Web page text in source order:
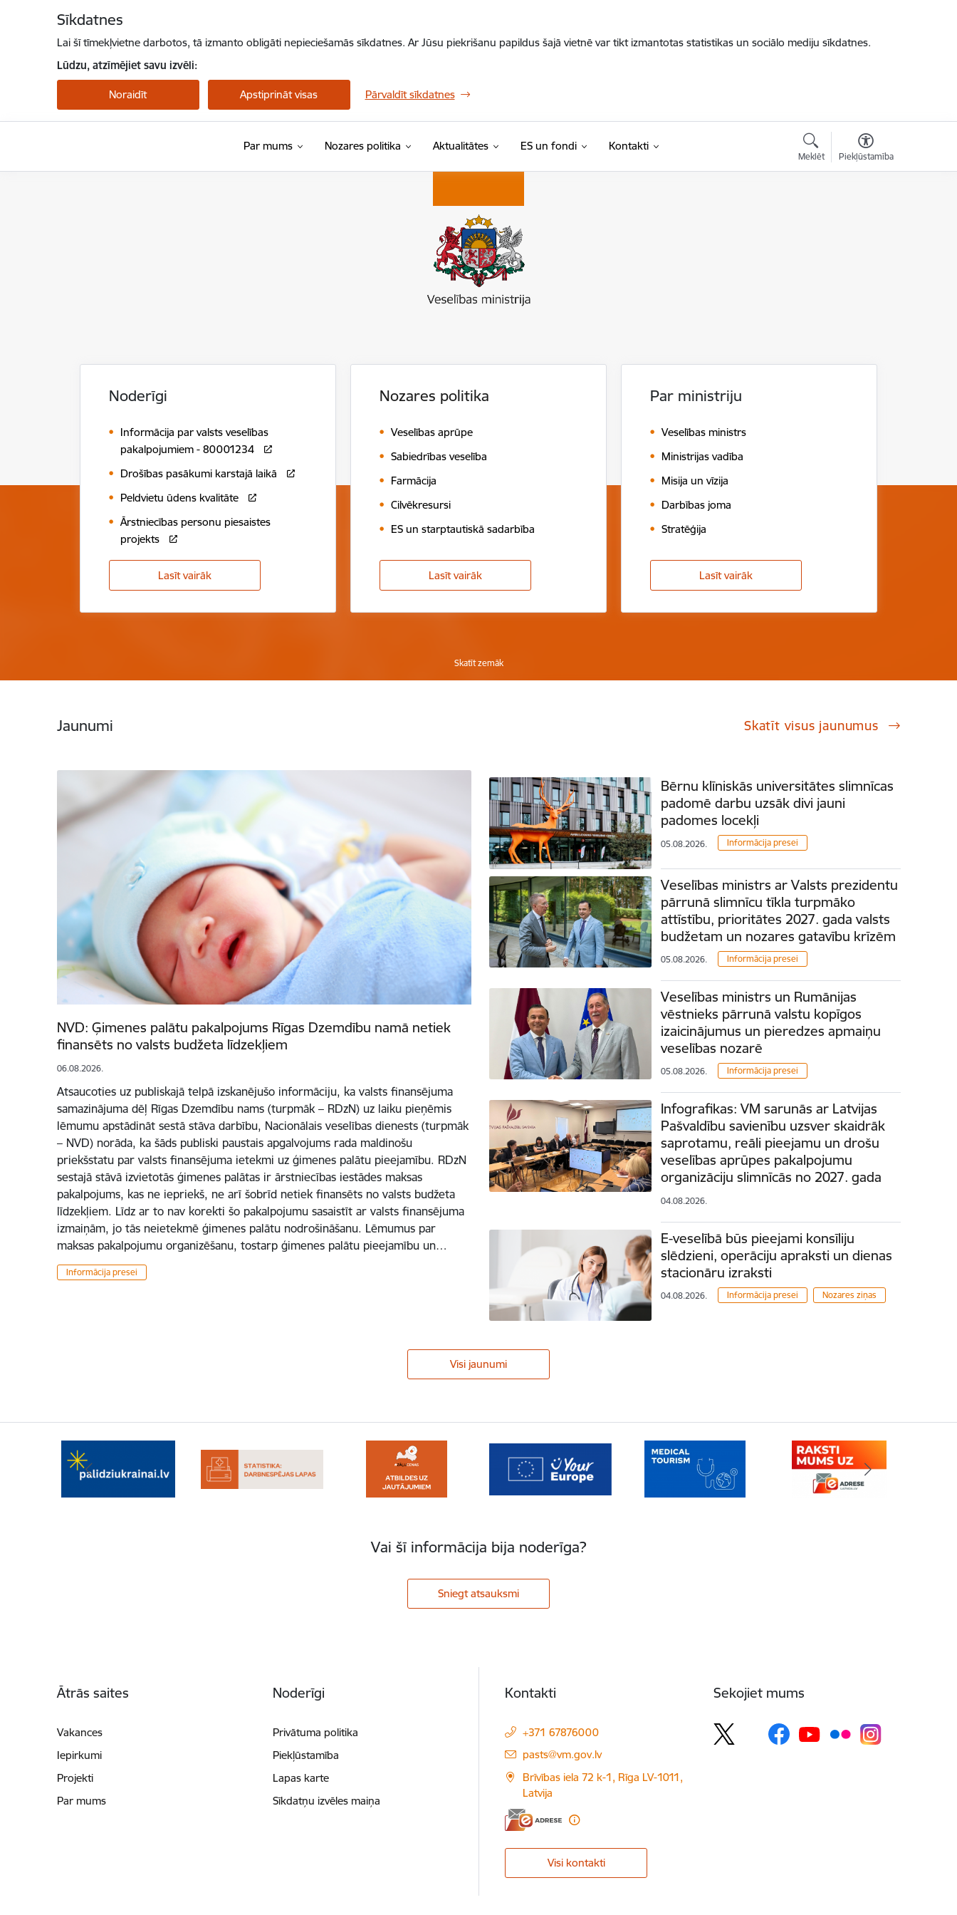
Sīkdatnes
Lai šī tīmekļvietne darbotos, tā izmanto obligāti nepieciešamās sīkdatnes. Ar Jūsu piekrišanu papildus šajā vietnē var tikt izmantotas statistikas un sociālo mediju sīkdatnes.
Lūdzu, atzīmējiet savu izvēli:
Noraidīt Apstiprināt visas Pārvaldīt sīkdatnes
Par mums Nozares politika Aktualitātes ES un fondi Kontakti
Meklēt Piekļūstamība
Noderīgi
Informācija par valsts veselības
pakalpojumiem - 80001234
Drošības pasākumi karstajā laikā
Peldvietu ūdens kvalitāte
Ārstniecības personu piesaistes
projekts
Lasīt vairāk
Nozares politika
Veselības aprūpe
Sabiedrības veselība
Farmācija
Cilvēkresursi
ES un starptautiskā sadarbība
Lasīt vairāk
Par ministriju
Veselības ministrs
Ministrijas vadība
Misija un vīzija
Darbības joma
Stratēģija
Lasīt vairāk
Skatīt zemāk
Jaunumi Skatīt visus jaunumus
NVD: Ģimenes palātu pakalpojums Rīgas Dzemdību namā netiek
finansēts no valsts budžeta līdzekļiem
06.08.2026.
Atsaucoties uz publiskajā telpā izskanējušo informāciju, ka valsts finansējuma
samazinājuma dēļ Rīgas Dzemdību nams (turpmāk – RDzN) uz laiku pieņēmis
lēmumu apstādināt sestā stāva darbību, Nacionālais veselības dienests (turpmāk
– NVD) norāda, ka šāds publiski paustais apgalvojums rada maldinošu
priekšstatu par valsts finansējuma ietekmi uz ģimenes palātu pieejamību. RDzN
sestajā stāvā izvietotās ģimenes palātas ir ārstniecības iestādes maksas
pakalpojums, kas ne iepriekš, ne arī šobrīd netiek finansēts no valsts budžeta
līdzekļiem. Līdz ar to nav korekti šo pakalpojumu sasaistīt ar valsts finansējuma
izmaiņām, jo tās neietekmē ģimenes palātu nodrošināšanu. Lēmumus par
maksas pakalpojumu organizēšanu, tostarp ģimenes palātu pieejamību un…
Informācija presei
Bērnu klīniskās universitātes slimnīcas
padomē darbu uzsāk divi jauni
padomes locekļi
05.08.2026. Informācija presei
Veselības ministrs ar Valsts prezidentu
pārrunā slimnīcu tīkla turpmāko
attīstību, prioritātes 2027. gada valsts
budžetam un nozares gatavību krīzēm
05.08.2026. Informācija presei
Veselības ministrs un Rumānijas
vēstnieks pārrunā valstu kopīgos
izaicinājumus un pieredzes apmaiņu
veselības nozarē
05.08.2026. Informācija presei
Infografikas: VM sarunās ar Latvijas
Pašvaldību savienību uzsver skaidrāk
saprotamu, reāli pieejamu un drošu
veselības aprūpes pakalpojumu
organizāciju slimnīcās no 2027. gada
04.08.2026.
E-veselībā būs pieejami konsīliju
slēdzieni, operāciju apraksti un dienas
stacionāru izraksti
04.08.2026. Informācija presei Nozares ziņas
Visi jaunumi
Vai šī informācija bija noderīga?
Sniegt atsauksmi
Ātrās saites
Vakances
Iepirkumi
Projekti
Par mums
Noderīgi
Privātuma politika
Piekļūstamība
Lapas karte
Sīkdatņu izvēles maiņa
Kontakti
+371 67876000
E-pasts:
pasts@vm.gov.lv
Brīvības iela 72 k-1, Rīga LV-1011,
Latvija
Visi kontakti
Sekojiet mums